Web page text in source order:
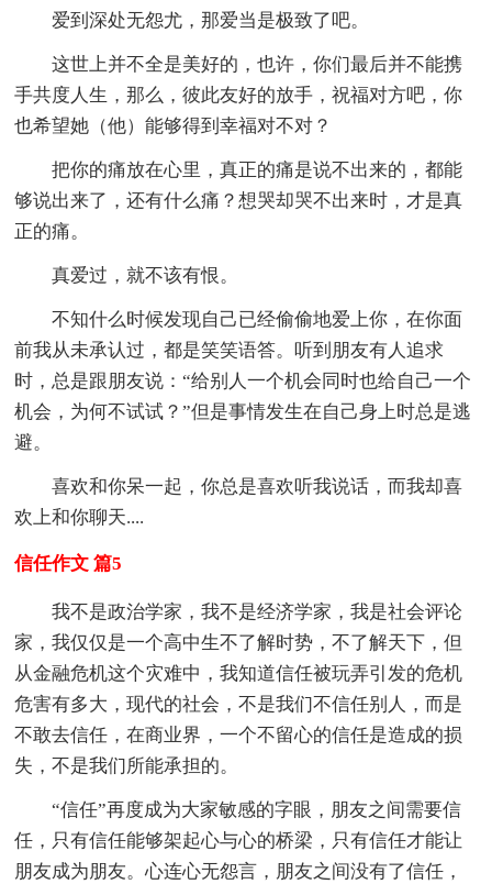
爱到深处无怨尤，那爱当是极致了吧。
这世上并不全是美好的，也许，你们最后并不能携
手共度人生，那么，彼此友好的放手，祝福对方吧，你
也希望她（他）能够得到幸福对不对？
把你的痛放在心里，真正的痛是说不出来的，都能
够说出来了，还有什么痛？想哭却哭不出来时，才是真
正的痛。
真爱过，就不该有恨。
不知什么时候发现自己已经偷偷地爱上你，在你面
前我从未承认过，都是笑笑语答。听到朋友有人追求
时，总是跟朋友说：“给别人一个机会同时也给自己一个
机会，为何不试试？”但是事情发生在自己身上时总是逃
避。
喜欢和你呆一起，你总是喜欢听我说话，而我却喜
欢上和你聊天....
信任作文 篇5
我不是政治学家，我不是经济学家，我是社会评论
家，我仅仅是一个高中生不了解时势，不了解天下，但
从金融危机这个灾难中，我知道信任被玩弄引发的危机
危害有多大，现代的社会，不是我们不信任别人，而是
不敢去信任，在商业界，一个不留心的信任是造成的损
失，不是我们所能承担的。
“信任”再度成为大家敏感的字眼，朋友之间需要信
任，只有信任能够架起心与心的桥梁，只有信任才能让
朋友成为朋友。心连心无怨言，朋友之间没有了信任，